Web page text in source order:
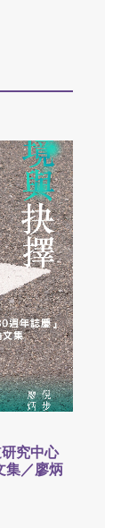
究中心
集／廖炳